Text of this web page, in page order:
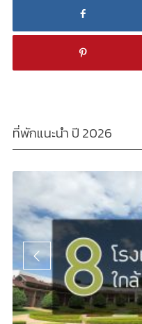
ที่พักแนะนำ ปี 2026